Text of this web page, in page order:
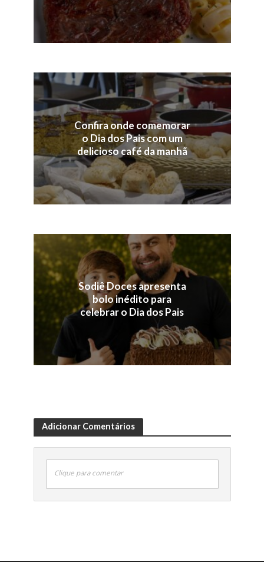
Confira onde comemorar
o Dia dos Pais com um
delicioso café da manhã
Sodiê Doces apresenta
bolo inédito para
celebrar o Dia dos Pais
Adicionar Comentários
Clique para comentar